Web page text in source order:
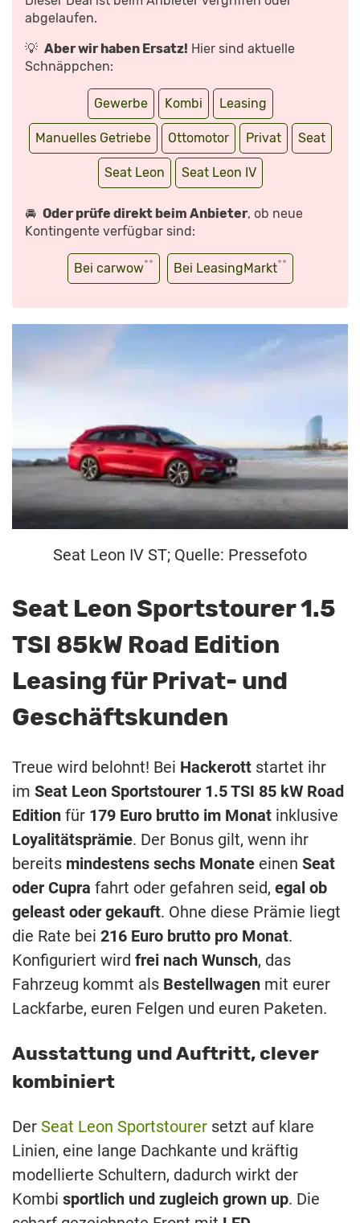
abgelaufen.
💡 Aber wir haben Ersatz! Hier sind aktuelle
Schnäppchen:
Gewerbe Kombi Leasing
Manuelles Getriebe Ottomotor Privat Seat
Seat Leon Seat Leon IV
🚘 Oder prüfe direkt beim Anbieter, ob neue
Kontingente verfügbar sind:
Bei carwow** Bei LeasingMarkt**
Seat Leon IV ST; Quelle: Pressefoto
Seat Leon Sportstourer 1.5
TSI 85kW Road Edition
Leasing für Privat- und
Geschäftskunden
Treue wird belohnt! Bei Hackerott startet ihr
im Seat Leon Sportstourer 1.5 TSI 85 kW Road
Edition für 179 Euro brutto im Monat inklusive
Loyalitätsprämie. Der Bonus gilt, wenn ihr
bereits mindestens sechs Monate einen Seat
oder Cupra fahrt oder gefahren seid, egal ob
geleast oder gekauft. Ohne diese Prämie liegt
die Rate bei 216 Euro brutto pro Monat.
Konfiguriert wird frei nach Wunsch, das
Fahrzeug kommt als Bestellwagen mit eurer
Lackfarbe, euren Felgen und euren Paketen.
Ausstattung und Auftritt, clever
kombiniert
Der Seat Leon Sportstourer setzt auf klare
Linien, eine lange Dachkante und kräftig
modellierte Schultern, dadurch wirkt der
Kombi sportlich und zugleich grown up. Die
YOUTUBE
ANZEIGEN